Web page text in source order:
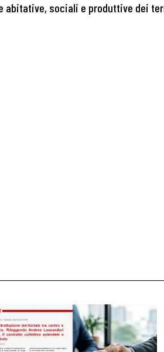
abitative, sociali e produttive dei